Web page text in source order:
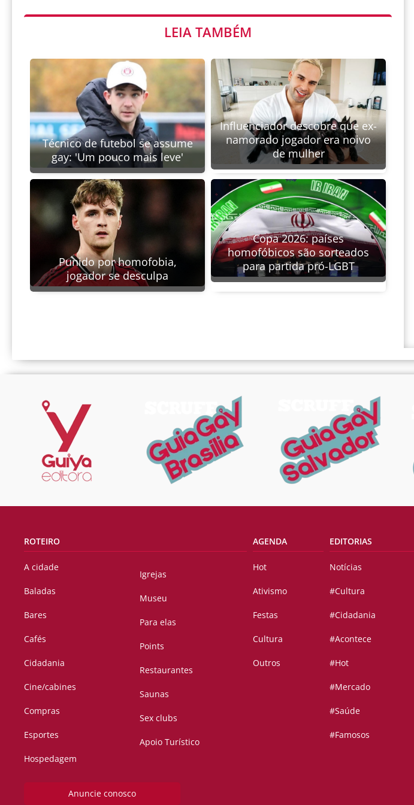
LEIA TAMBÉM
Técnico de futebol se assume
gay: 'Um pouco mais leve'
Influenciador descobre que ex-
namorado jogador era noivo
de mulher
Punido por homofobia,
jogador se desculpa
Copa 2026: países
homofóbicos são sorteados
para partida pró-LGBT
ROTEIRO
A cidade
Baladas
Bares
Cafés
Cidadania
Cine/cabines
Compras
Esportes
Hospedagem
Igrejas
Museu
Para elas
Points
Restaurantes
Saunas
Sex clubs
Apoio Turístico
Anuncie conosco
AGENDA
Hot
Ativismo
Festas
Cultura
Outros
EDITORIAS
Notícias
#Cultura
#Cidadania
#Acontece
#Hot
#Mercado
#Saúde
#Famosos